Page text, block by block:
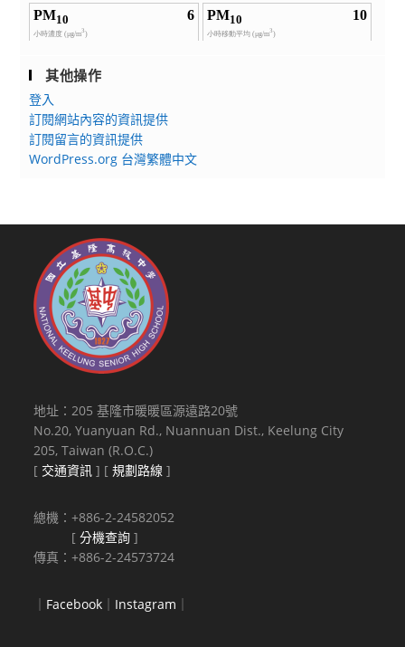
其他操作
登入
訂閱網站內容的資訊提供
訂閱留言的資訊提供
WordPress.org 台灣繁體中文
地址：205 基隆市暖暖區源遠路20號
No.20, Yuanyuan Rd., Nuannuan Dist., Keelung City
205, Taiwan (R.O.C.)
[ 交通資訊 ] [規劃路線 ]
總機：+886-2-24582052
[分機查詢 ]
傳真：+886-2-24573724
｜ Facebook ｜ Instagram ｜